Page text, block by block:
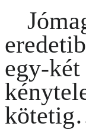
egy-